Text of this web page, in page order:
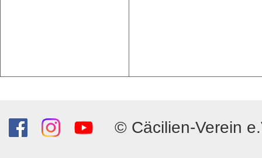
© Cäcilien-Verein